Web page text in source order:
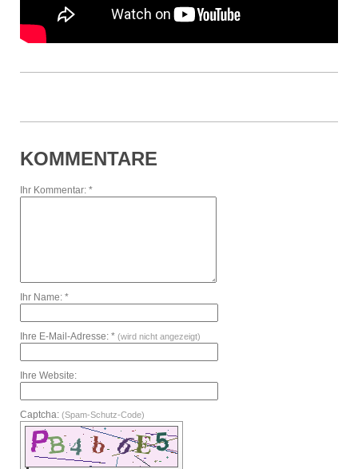
KOMMENTARE
Ihr Kommentar: *
Ihr Name: *
Ihre E-Mail-Adresse: * (wird nicht angezeigt)
Ihre Website:
Captcha: (Spam-Schutz-Code)